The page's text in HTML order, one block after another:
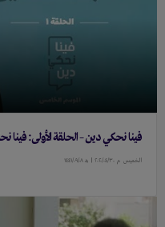
فينا نحكي دين – الحلقة الأولى:
الخميس م ٢٠٢٠/٠٤/٣٠ | هـ ١٤٤١/٠٩/٠٨